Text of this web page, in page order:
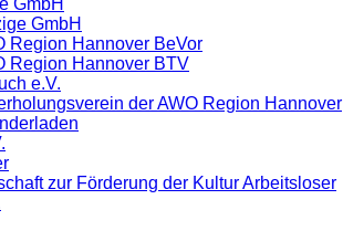
GmbH
GmbH
Region Hannover BeVor
Region Hannover BTV
e.V.
der AWO Region Hannover
zur Förderung der Kultur Arbeitsloser